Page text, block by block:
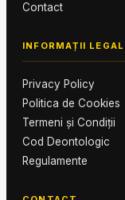
Contact
INFORMAȚII
Privacy Policy
Politica de Cookies
Termeni și Condiții
Cod Deontologic
Regulamente